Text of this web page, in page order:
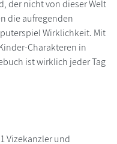
der nicht von dieser Welt
die aufregenden
Wirklichkeit. Mit
Charakteren in
ist wirklich jeder Tag
Vizekanzler und